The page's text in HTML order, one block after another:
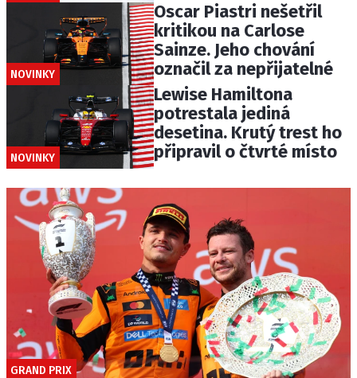
NOVINKY
Oscar Piastri nešetřil
kritikou na Carlose
Sainze. Jeho chování
označil za nepřijatelné
NOVINKY
Lewise Hamiltona
potrestala jediná
desetina. Krutý trest ho
připravil o čtvrté místo
GRAND PRIX